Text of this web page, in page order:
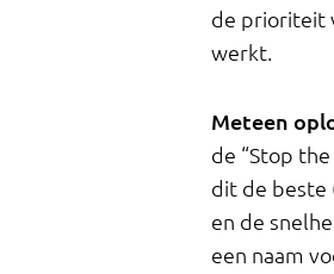
de prioriteit
werkt.
Meteen
de “Stop
dit de beste
en de
een naam